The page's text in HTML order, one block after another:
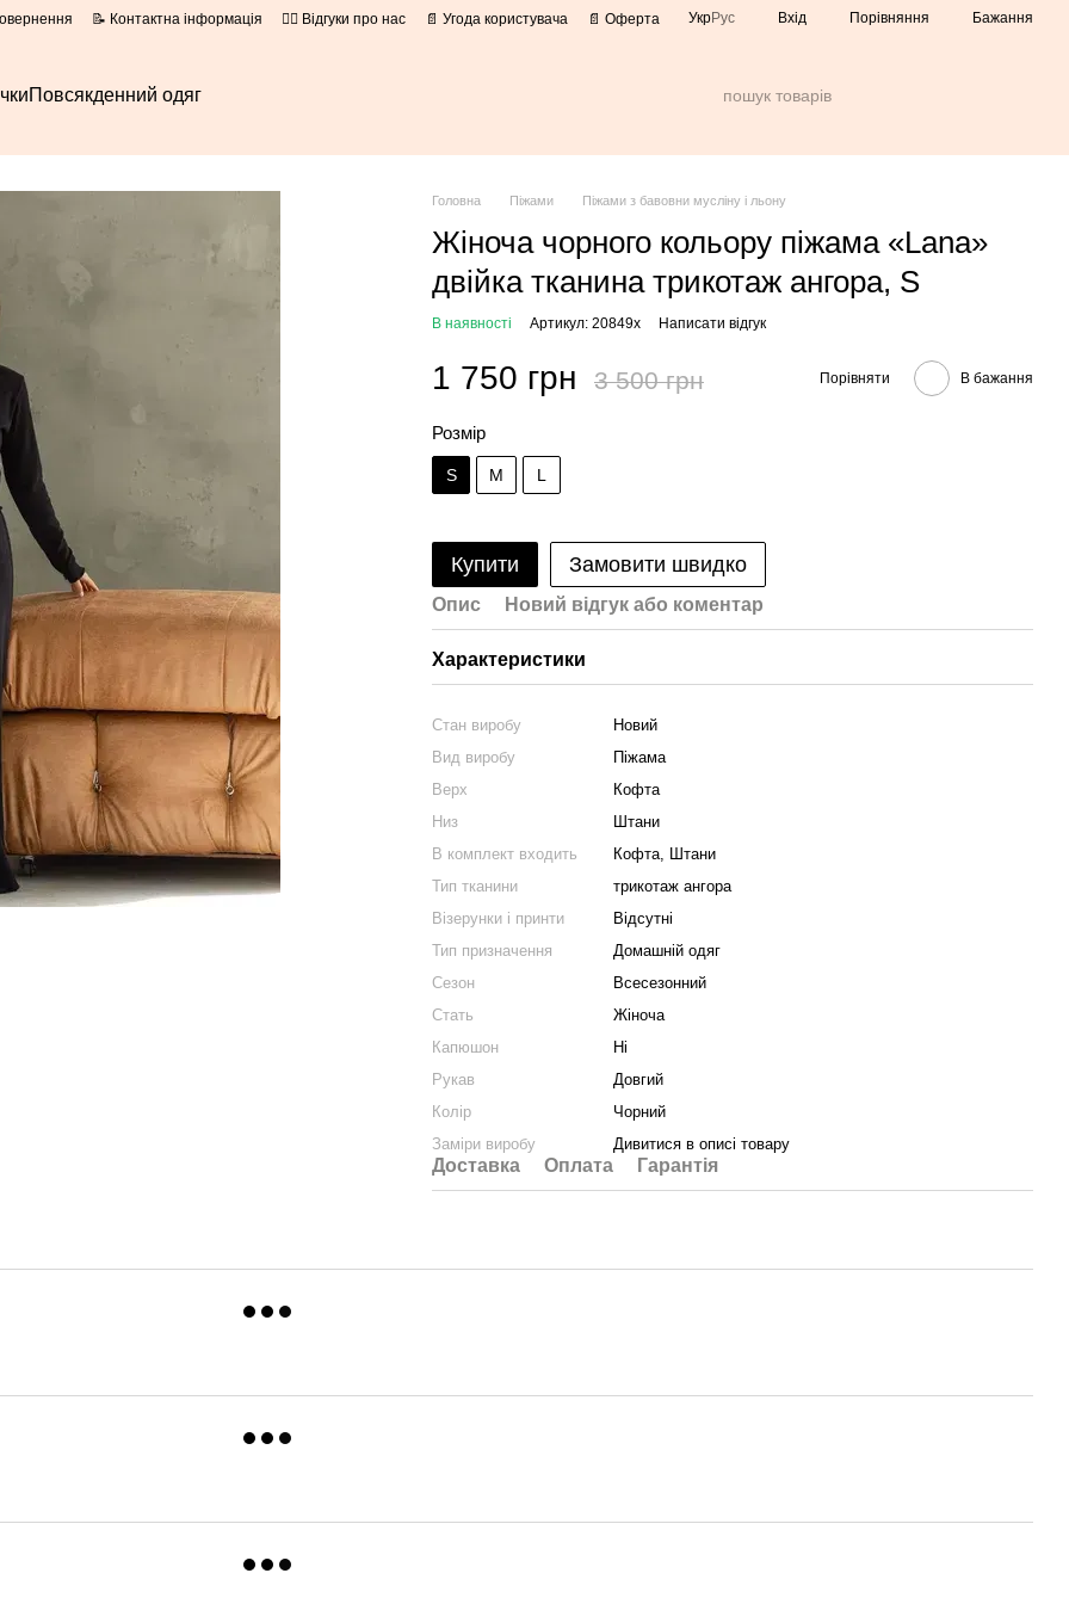
📝 Контактна інформація 👍🏻 Відгуки про нас 📄 Угода користувача 📄 Оферта УкрРус Вхід Порівняння Бажання
Повсякденний одяг
Головна Піжами Піжами з бавовни мусліну і льону
Жіноча чорного кольору піжама «Lana»
двійка тканина трикотаж ангора, S
В наявності Артикул: 20849х Написати відгук
1 750 грн 3 500 грн Порівняти В бажання
Розмір
S M L
Купити Замовити швидко
Опис Новий відгук або коментар
Характеристики
Стан виробу
Новий
Вид виробу
Піжама
Верх
Кофта
Низ
Штани
В комплект входить
Кофта, Штани
Тип тканини
трикотаж ангора
Візерунки і принти
Відсутні
Тип призначення
Домашній одяг
Сезон
Всесезонний
Стать
Жіноча
Капюшон
Ні
Рукав
Довгий
Колір
Чорний
Заміри виробу
Дивитися в описі товару
Доставка Оплата Гарантія